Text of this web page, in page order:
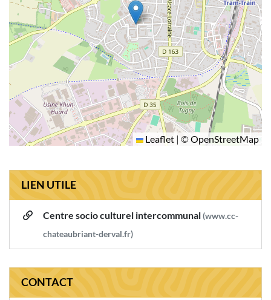
LIEN UTILE
Centre socio culturel intercommunal(www.cc-
chateaubriant-derval.fr)
CONTACT
Leaflet | ©OpenStreetMap